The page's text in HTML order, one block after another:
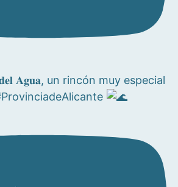
𝐝𝐞𝐥 𝐀𝐠𝐮𝐚, un rincón muy especial